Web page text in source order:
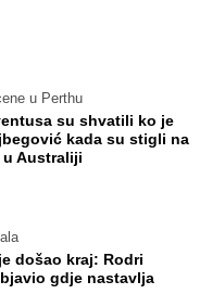
u Perthu
su shvatili ko je
kada su stigli na
u Australiji
došao kraj: Rodri
gdje nastavlja